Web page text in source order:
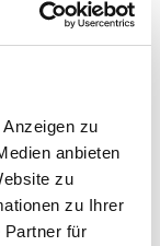
zu
anbieten
zu
zu Ihrer
Partner für
für UVZ-
Rechnungen -
und